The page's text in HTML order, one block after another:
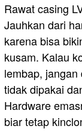
Rawat casing
Jauhkan dari
karena bisa
kusam. Kalau
lembap,
tidak dipakai
Hardware
biar tetap